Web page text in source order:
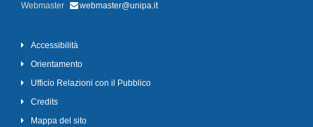
Webmaster
webmaster@unipa.it
Accessibilità
Orientamento
Ufficio Relazioni con il Pubblico
Credits
Mappa del sito